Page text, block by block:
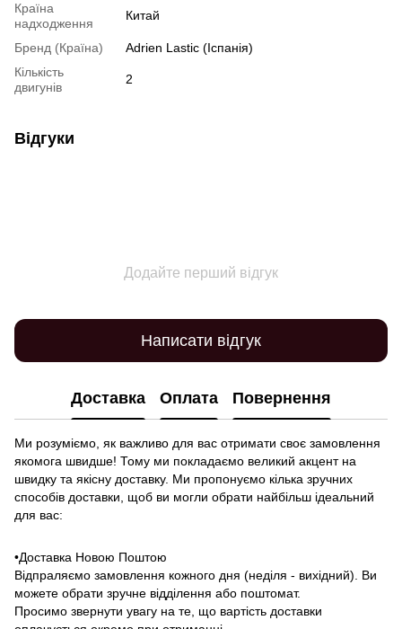
Країна
надходження
Китай
Бренд (Країна)
Adrien Lastic (Іспанія)
Кількість
двигунів
2
Відгуки
Додайте перший відгук
Написати відгук
Доставка Оплата Повернення
Ми розуміємо, як важливо для вас отримати своє замовлення
якомога швидше! Тому ми покладаємо великий акцент на
швидку та якісну доставку. Ми пропонуємо кілька зручних
способів доставки, щоб ви могли обрати найбільш ідеальний
для вас:
•Доставка Новою Поштою
Відпраляємо замовлення кожного дня (неділя - вихідний). Ви
можете обрати зручне відділення або поштомат.
Просимо звернути увагу на те, що вартість доставки